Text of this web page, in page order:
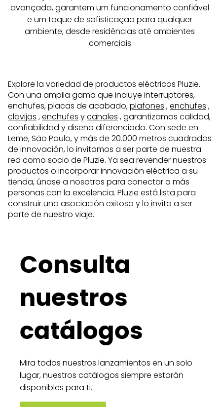
avançada, garantem um funcionamento confiável
e um toque de sofisticação para qualquer
ambiente, desde residências até ambientes
comerciais.
Explore la variedad de productos eléctricos Pluzie.
Con una amplia gama que incluye interruptores,
enchufes, placas de acabado,plafones ,enchufes ,
clavijas ,enchufes ycanales , garantizamos calidad,
confiabilidad y diseño diferenciado. Con sede en
Leme, São Paulo, y más de 20.000 metros cuadrados
de innovación, lo invitamos a ser parte de nuestra
red como socio de Pluzie. Ya sea revender nuestros
productos o incorporar innovación eléctrica a su
tienda, únase a nosotros para conectar a más
personas con la excelencia. Pluzie está lista para
construir una asociación exitosa y lo invita a ser
parte de nuestro viaje.
Consulta
nuestros
catálogos
Mira todos nuestros lanzamientos en un solo
lugar, nuestros catálogos siempre estarán
disponibles para ti.